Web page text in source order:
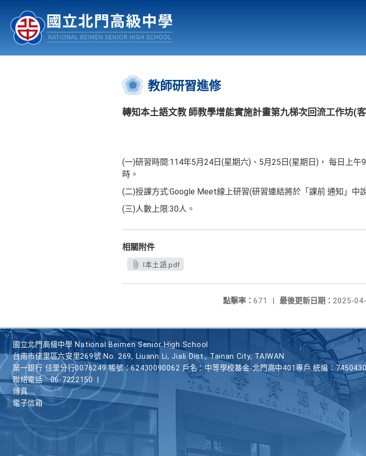
認識北中 行事曆
:::
教師研習進修
轉知本土語文教 師教學增能實施計畫第九梯次回流工作坊(
(一)研習時間:114年5月24日(星期六)、5月25日(星期日)， 每日上
時。
(二)授課方式:Google Meet線上研習(研習連結將於「課前 通知」中
(三)人數上限:30人。
相關附件
l本土語.pdf
最後更新日期： 2025-
點擊率： 671 |
國立北門高級中學 National Beimen Senior High School
台南市佳里區六安里269號 No. 269, Liuann Li, Jiali Dist., Tainan City, TAIWAN
第一銀行 佳里分行0076249 帳號：62430090062 戶名：中等學校基金-北門高中401專戶 統編：
聯絡電話
06-7222150
傳真
電子信箱